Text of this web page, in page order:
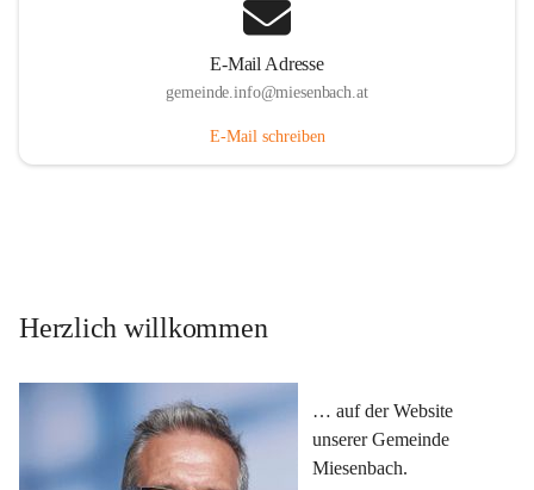
E-Mail Adresse
gemeinde.info@miesenbach.at
E-Mail schreiben
Herzlich willkommen
… auf der Website
unserer Gemeinde
Miesenbach.